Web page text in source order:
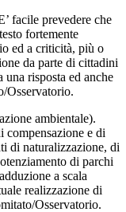
facile prevedere che
fortemente
ed a criticità, più o
da parte di cittadini
una risposta ed anche
Osservatorio.
ambientale).
compensazione e di
di naturalizzazione, di
di parchi
a scala
realizzazione di
Osservatorio.